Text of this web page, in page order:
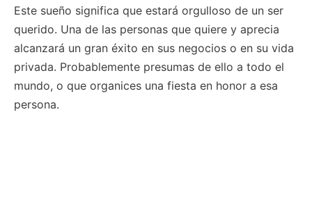
Este sueño significa que estará orgulloso de un ser
querido. Una de las personas que quiere y aprecia
alcanzará un gran éxito en sus negocios o en su vida
privada. Probablemente presumas de ello a todo el
mundo, o que organices una fiesta en honor a esa
persona.